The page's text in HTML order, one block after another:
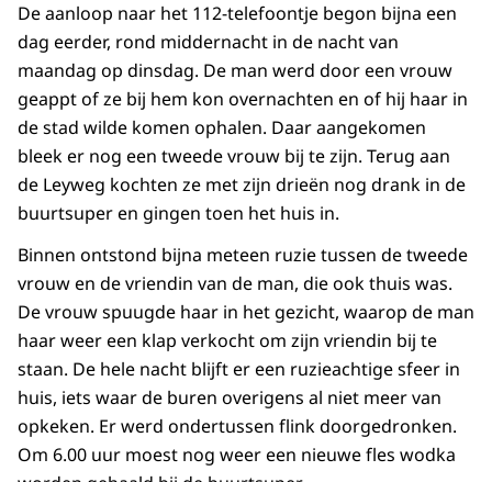
De aanloop naar het 112-telefoontje begon bijna een
dag eerder, rond middernacht in de nacht van
maandag op dinsdag. De man werd door een vrouw
geappt of ze bij hem kon overnachten en of hij haar in
de stad wilde komen ophalen. Daar aangekomen
bleek er nog een tweede vrouw bij te zijn. Terug aan
de Leyweg kochten ze met zijn drieën nog drank in de
buurtsuper en gingen toen het huis in.
Binnen ontstond bijna meteen ruzie tussen de tweede
vrouw en de vriendin van de man, die ook thuis was.
De vrouw spuugde haar in het gezicht, waarop de man
haar weer een klap verkocht om zijn vriendin bij te
staan. De hele nacht blijft er een ruzieachtige sfeer in
huis, iets waar de buren overigens al niet meer van
opkeken. Er werd ondertussen flink doorgedronken.
Om 6.00 uur moest nog weer een nieuwe fles wodka